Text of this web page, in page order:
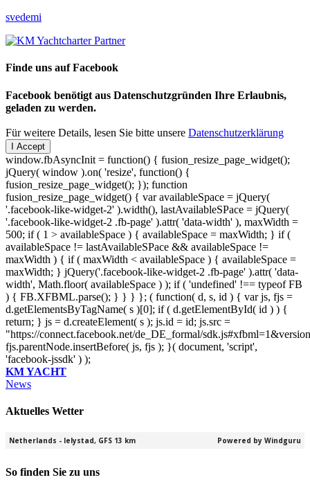
svedemi
Finde uns auf Facebook
Facebook benötigt aus Datenschutzgründen Ihre Erlaubnis,
geladen zu werden.
Für weitere Details, lesen Sie bitte unsere Datenschutzerklärung
I Accept
window.fbAsyncInit = function() { fusion_resize_page_widget();
jQuery( window ).on( 'resize', function() {
fusion_resize_page_widget(); }); function
fusion_resize_page_widget() { var availableSpace = jQuery(
'.facebook-like-widget-2' ).width(), lastAvailableSPace = jQuery(
'.facebook-like-widget-2 .fb-page' ).attr( 'data-width' ), maxWidth =
500; if ( 1 > availableSpace ) { availableSpace = maxWidth; } if (
availableSpace != lastAvailableSPace && availableSpace !=
maxWidth ) { if ( maxWidth < availableSpace ) { availableSpace =
maxWidth; } jQuery('.facebook-like-widget-2 .fb-page' ).attr( 'data-
width', Math.floor( availableSpace ) ); if ( 'undefined' !== typeof FB
) { FB.XFBML.parse(); } } } }; ( function( d, s, id ) { var js, fjs =
d.getElementsByTagName( s )[0]; if ( d.getElementById( id ) ) {
return; } js = d.createElement( s ); js.id = id; js.src =
"https://connect.facebook.net/de_DE_formal/
fjs.parentNode.insertBefore( js, fjs ); }( document, 'script',
'facebook-jssdk' ) );
KM YACHT
News
Aktuelles Wetter
So finden Sie zu uns